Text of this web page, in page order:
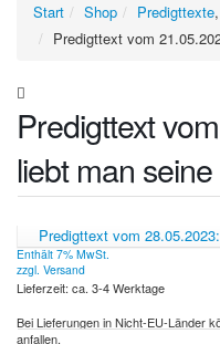
Start Shop Predigttexte,
Predigttext vom
Predigttext
liebt man
Predigttext vom
Enthält 7% MwSt.
zzgl. Versand
Lieferzeit: ca. 3-4 Werktage
Bei Lieferungen in Nicht-EU-Länder
anfallen.